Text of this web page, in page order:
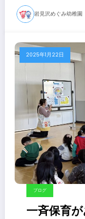
岩見沢めぐみ幼稚園
2025年1月22日
ブログ
一斉保育